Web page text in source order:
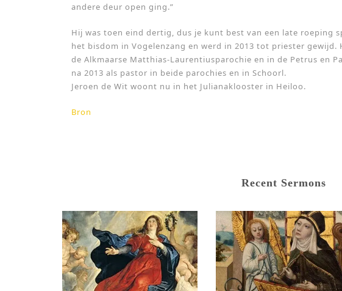
andere deur open ging.”
Hij was toen eind dertig, dus je kunt best van een late roeping
het bisdom in Vogelenzang en werd in 2013 tot priester
de Alkmaarse Matthias-Laurentiusparochie en in de Petrus en
na 2013 als pastor in beide parochies en in Schoorl.
Jeroen de Wit woont nu in het Julianaklooster in Heiloo.
Bron
Recent Sermons